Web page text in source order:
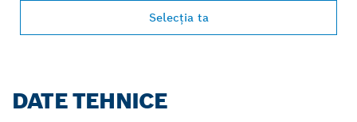
Selecţia ta
DATE TEHNICE